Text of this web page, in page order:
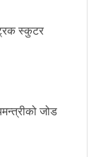
स्कुटर
जोड